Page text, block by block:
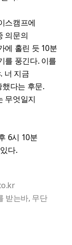
스캠프에
의문의
에 홀린 듯 10분
를 풍긴다. 이를
너 지금
다는 후문.
무엇일지
6시 10분
다.
받는바, 무단